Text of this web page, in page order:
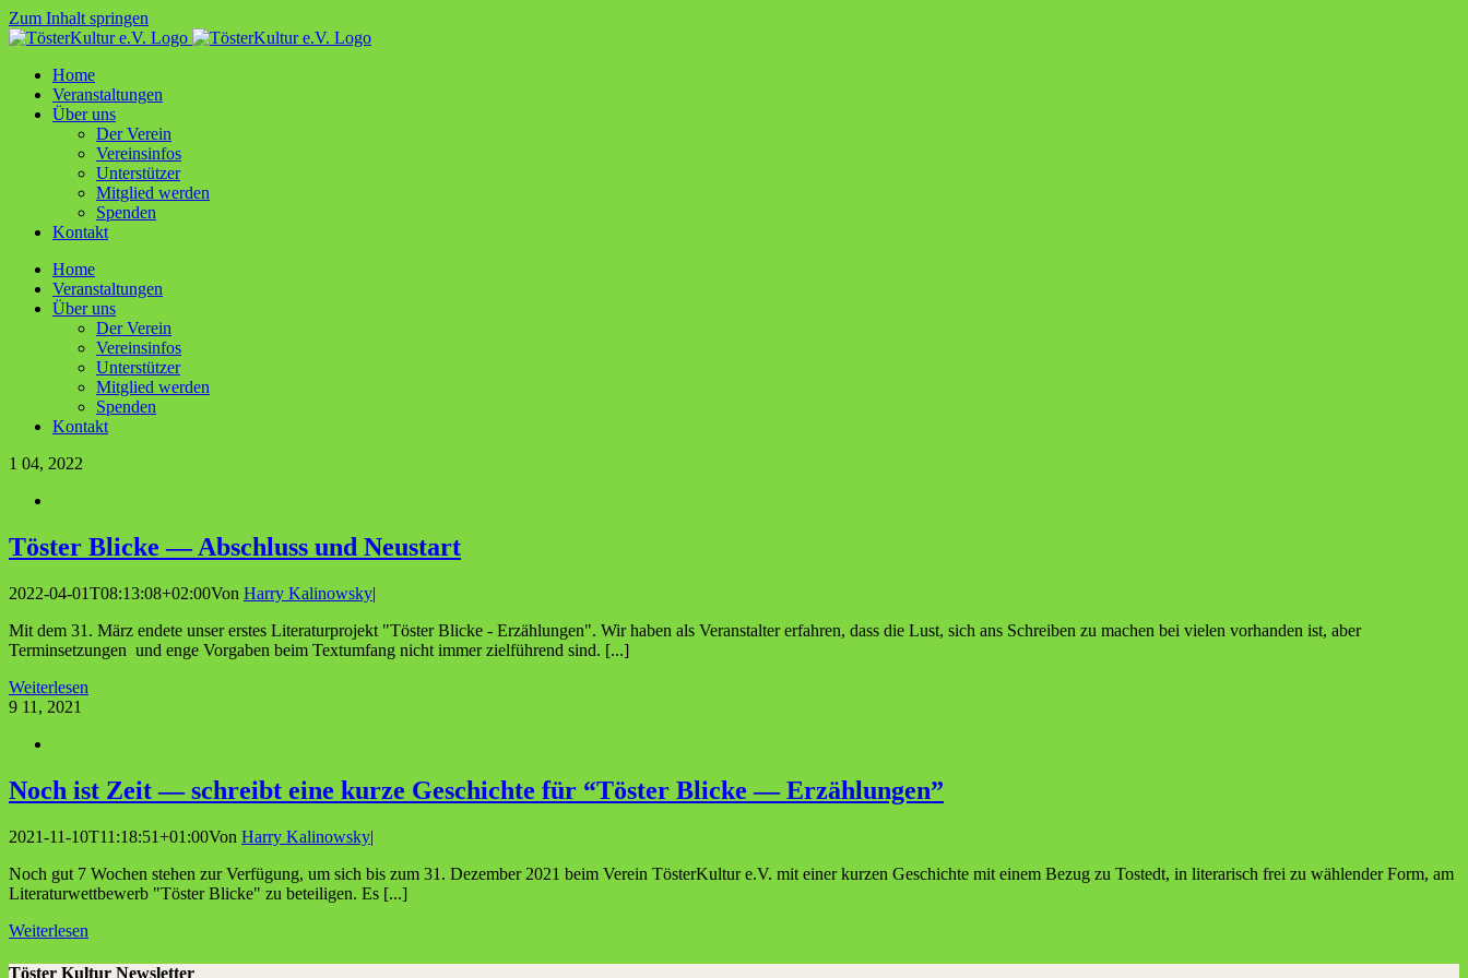
Zum Inhalt springen
Home
Ver­an­stal­tun­gen
Über uns
Der Ver­ein
Ver­ein­sin­fos
Unter­stüt­zer
Mit­glied werden
Spen­den
Kon­takt
Home
Ver­an­stal­tun­gen
Über uns
Der Ver­ein
Ver­ein­sin­fos
Unter­stüt­zer
Mit­glied werden
Spen­den
Kon­takt
1 04, 2022
Tös­ter Bli­cke — Abschluss und Neustart
2022-04-01T08:13:08+02:00Von Harry Kalinowsky|
Mit dem 31. März endete unser erstes Literaturprojekt "Töster Blicke - Erzählungen". Wir haben als Veranstalter erfahren, dass die Lust, sich ans Schreiben zu machen bei vielen vorhanden ist, aber
Terminsetzungen und enge Vorgaben beim Textumfang nicht immer zielführend sind. [...]
Weiterlesen
9 11, 2021
Noch ist Zeit — schreibt eine kur­ze Geschich­te für “Tös­ter Bli­cke — Erzählungen”
2021-11-10T11:18:51+01:00Von Harry Kalinowsky|
Noch gut 7 Wochen stehen zur Verfügung, um sich bis zum 31. Dezember 2021 beim Verein TösterKultur e.V. mit einer kurzen Geschichte mit einem Bezug zu Tostedt, in literarisch frei zu wählender Form, am
Literaturwettbewerb "Töster Blicke" zu beteiligen. Es [...]
Weiterlesen
Töster Kultur Newsletter